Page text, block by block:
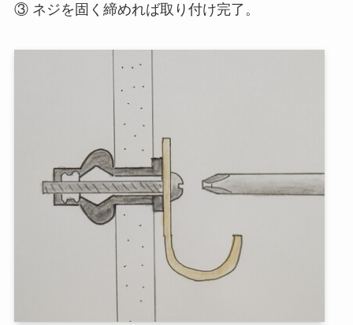
③ ネジを固く締めれば取り付け完了。